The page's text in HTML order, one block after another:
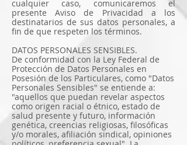
cualquier caso, comunicaremos el
presente Aviso de Privacidad a los
destinatarios de sus datos personales, a
fin de que respeten los términos.
DATOS PERSONALES SENSIBLES.
De conformidad con la Ley Federal de
Protección de Datos Personales en
Posesión de los Particulares, como "Datos
Personales Sensibles" se entiende a:
"aquellos que puedan revelar aspectos
como origen racial o étnico, estado de
salud presente y futuro, información
genética, creencias religiosas, filosóficas
y/o morales, afiliación sindical, opiniones